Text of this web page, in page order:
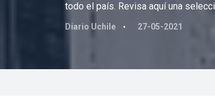
todo el país. Revisa aquí una
Diario Uchile 27-05-2021